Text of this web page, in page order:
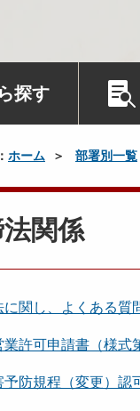
探す
ホーム 部署別一覧
関係
関し、よくある質
許可申請書（様式
防規程（変更）認